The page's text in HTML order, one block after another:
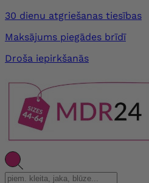
30 dienu atgriešanas tiesības
Maksājums piegādes brīdī
Droša iepirkšanās